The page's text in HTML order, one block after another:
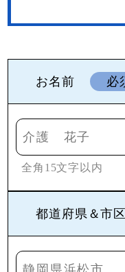
お名前 必
全角15文字以内
都道府県＆市